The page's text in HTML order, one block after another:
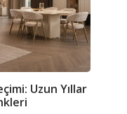
Uzun Yıllar